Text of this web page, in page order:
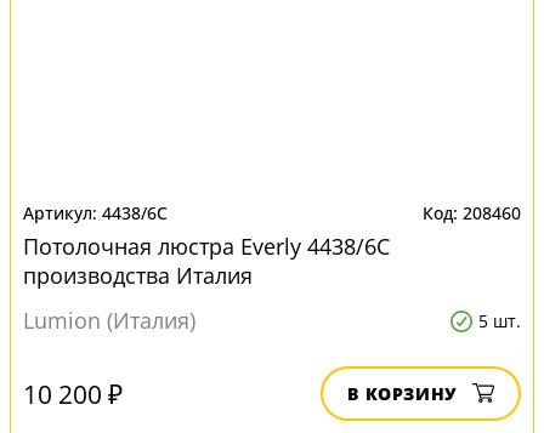
4438/6C 208460
Потолочная люстра Everly 4438/6C
производства Италия
Lumion (Италия)
5 шт.
10 200 ₽ В КОРЗИНУ